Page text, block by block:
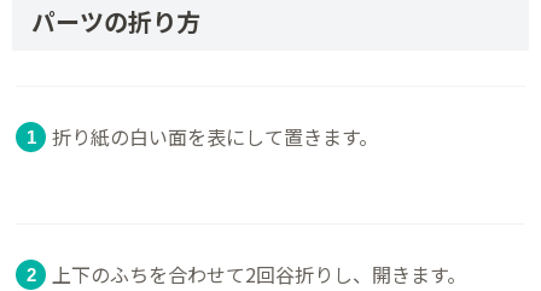
パーツの折り方
折り紙の白い面を表にして置きます。
上下のふちを合わせて2回谷折りし、開きます。